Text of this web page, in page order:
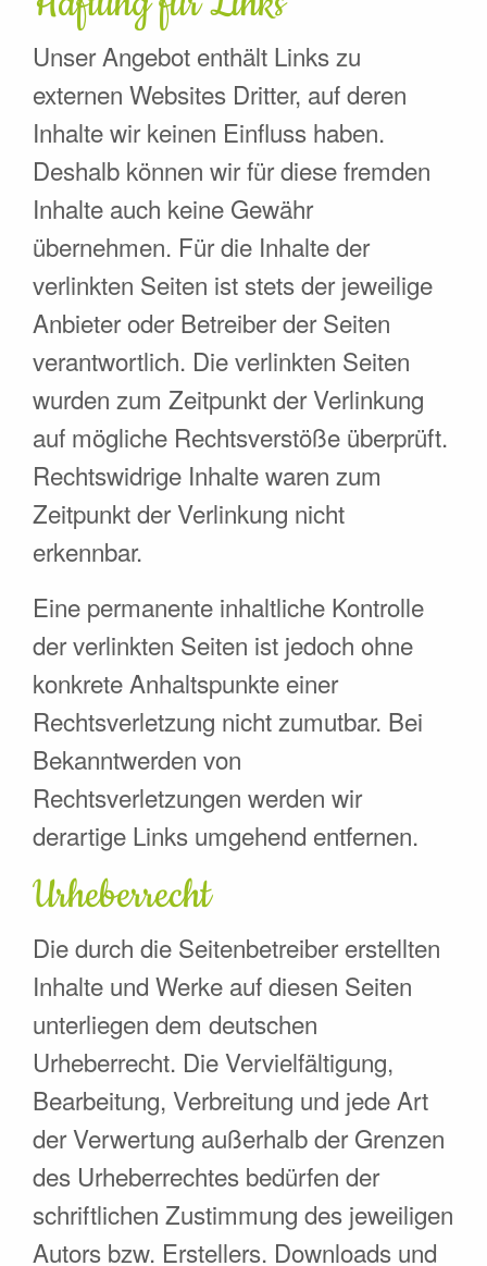
Unser Angebot enthält Links zu
externen Websites Dritter, auf deren
Inhalte wir keinen Einfluss haben.
Deshalb können wir für diese fremden
Inhalte auch keine Gewähr
übernehmen. Für die Inhalte der
verlinkten Seiten ist stets der jeweilige
Anbieter oder Betreiber der Seiten
verantwortlich. Die verlinkten Seiten
wurden zum Zeitpunkt der Verlinkung
auf mögliche Rechtsverstöße überprüft.
Rechtswidrige Inhalte waren zum
Zeitpunkt der Verlinkung nicht
erkennbar.
Eine permanente inhaltliche Kontrolle
der verlinkten Seiten ist jedoch ohne
konkrete Anhaltspunkte einer
Rechtsverletzung nicht zumutbar. Bei
Bekanntwerden von
Rechtsverletzungen werden wir
derartige Links umgehend entfernen.
Urheberrecht
Die durch die Seitenbetreiber erstellten
Inhalte und Werke auf diesen Seiten
unterliegen dem deutschen
Urheberrecht. Die Vervielfältigung,
Bearbeitung, Verbreitung und jede Art
der Verwertung außerhalb der Grenzen
des Urheberrechtes bedürfen der
schriftlichen Zustimmung des jeweiligen
Autors bzw. Erstellers. Downloads und